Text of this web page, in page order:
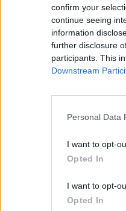
confirm your
continue seeing
information
further disclosure
participants. This
Downstream
Personal Data
I want to opt-
Opted In
I want to opt-
Opted In
møte alle
«ja,
ikke i